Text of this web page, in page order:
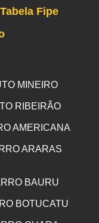
Tabela Fipe
MINEIRO
RIBEIRÃO
AMERICANA
ARARAS
BAURU
BOTUCATU